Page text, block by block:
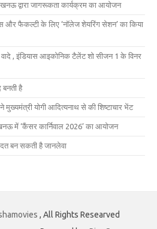
द्वारा जागरूकता कार्यक्रम का आयोजन
और फैकल्टी के लिए ‘नॉलेज शेयरिंग सेशन’ का किया
वादे , इंडियास आइकोनिक टैलेंट शो सीजन 1 के विनर
बनती है
मुख्यमंत्री योगी आदित्यनाथ से की शिष्टाचार भेंट
में ‘कैंसर कार्निवाल 2026’ का आयोजन
बन सकती है जानलेवा
, All Rights Researved